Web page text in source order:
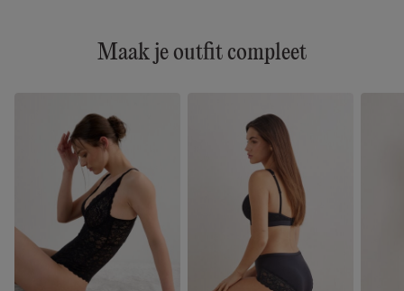
Maak je outfit compleet